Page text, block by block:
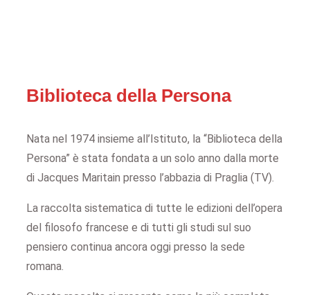
Biblioteca della Persona
Nata nel 1974 insieme all’Istituto, la “Biblioteca della
Persona” è stata fondata a un solo anno dalla morte
di Jacques Maritain presso l’abbazia di Praglia (TV).
La raccolta sistematica di tutte le edizioni dell’opera
del filosofo francese e di tutti gli studi sul suo
pensiero continua ancora oggi presso la sede
romana.